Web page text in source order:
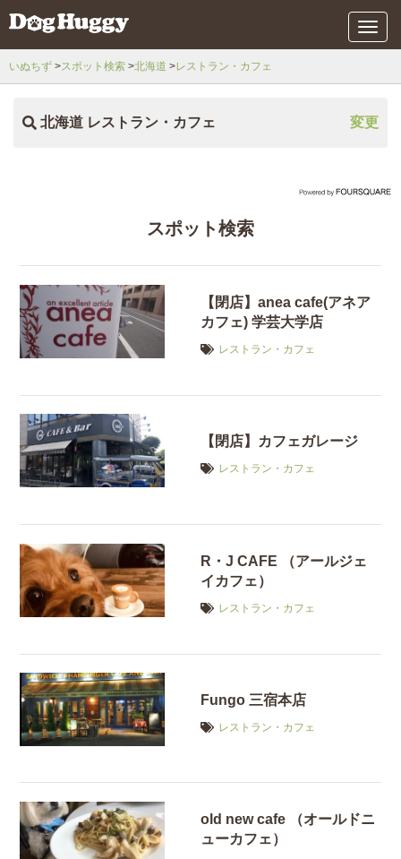
メ
ニ
いぬちず スポット検索 北海道 レストラン・カフェ
北海道 レストラン・カフェ 変更
スポット検索
【閉店】anea cafe(アネア
カフェ) 学芸大学店
レストラン・カフェ
【閉店】カフェガレージ
レストラン・カフェ
R・J CAFE （アールジェ
イカフェ）
レストラン・カフェ
Fungo 三宿本店
レストラン・カフェ
old new cafe （オールドニ
ューカフェ）